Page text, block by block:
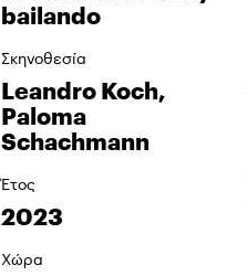
bailando
Σκηνοθεσία
Leandro Koch,
Paloma
Schachmann
Έτος
2023
Χώρα